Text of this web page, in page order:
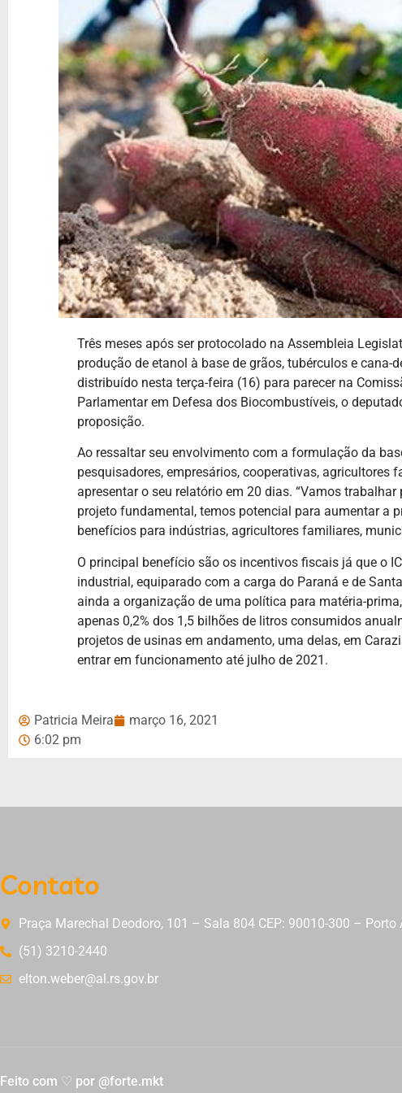
Três meses após ser protocolado na Assembleia
produção de etanol à base de grãos, tubérculos e
distribuído nesta terça-feira (16) para parecer na
Parlamentar em Defesa dos Biocombustíveis, o
proposição.
Ao ressaltar seu envolvimento com a formulação da
pesquisadores, empresários, cooperativas, agricultores
apresentar o seu relatório em 20 dias. “Vamos
projeto fundamental, temos potencial para aumentar a
benefícios para indústrias, agricultores familiares,
O principal benefício são os incentivos fiscais já que o
industrial, equiparado com a carga do Paraná e de
ainda a organização de uma política para matéria-
apenas 0,2% dos 1,5 bilhões de litros consumidos
projetos de usinas em andamento, uma delas, em
entrar em funcionamento até julho de 2021.
Patricia Meira
março 16, 2021
6:02 pm
Contato
Praça Marechal Deodoro, 101 – Sala 804 CEP: 90010-300 – Porto
(51) 3210-2440
elton.weber@al.rs.gov.br
Feito com ♡ por @forte.mkt